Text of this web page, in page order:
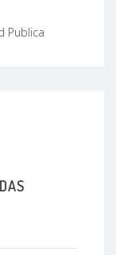
Publica